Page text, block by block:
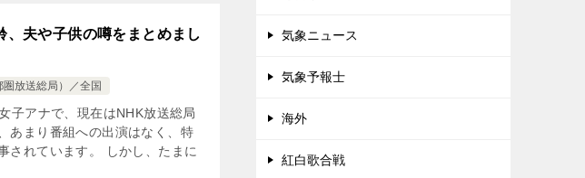
夫や子供の噂をまとめまし
圏放送総局）／全国
子アナで、現在はNHK放送総局
あまり番組への出演はなく、特
されています。 しかし、たまに
気象ニュース
気象予報士
海外
紅白歌合戦